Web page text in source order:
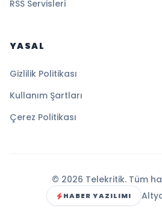
RSS Servisleri
YASAL
Gizlilik Politikası
Kullanım Şartları
Çerez Politikası
© 2026 Telekritik. Tüm
HABER YAZILIMI